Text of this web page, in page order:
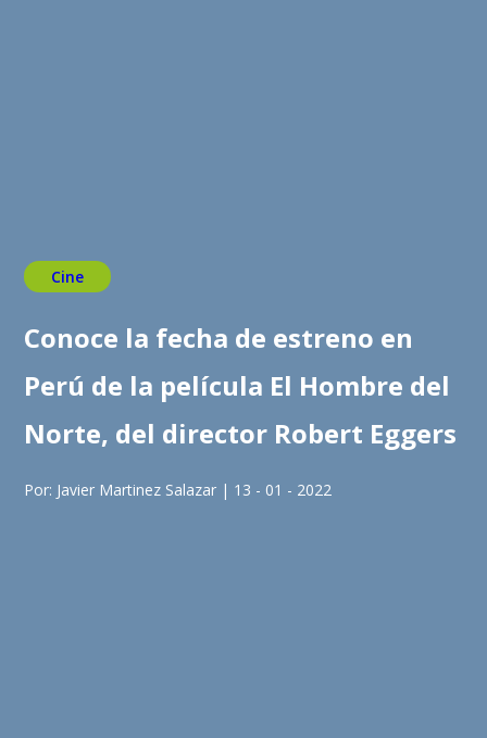
Cine
Conoce la fecha de estreno en
Perú de la película El Hombre del
Norte, del director Robert Eggers
Por: Javier Martinez Salazar | 13 - 01 - 2022